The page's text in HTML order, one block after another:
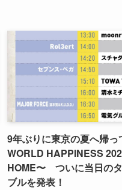
9年ぶりに東京の夏へ帰っ
WORLD HAPPINESS
HOME〜 ついに当日の
ブルを発表！